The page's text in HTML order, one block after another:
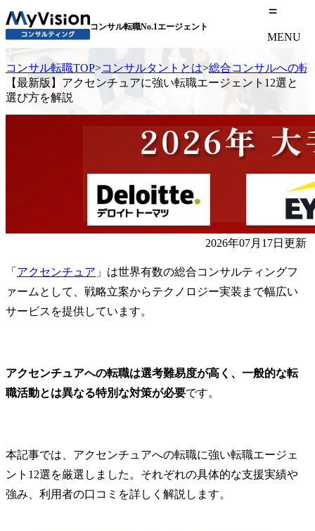
コンサル転職No.1エージェント
MENU
コンサル転職TOP>コンサルタントとは>総合コンサルへの転
【最新版】アクセンチュアに強い転職エージェント12選と
選び方を解説
2026年07月17日更新
「 アクセンチュア 」は世界有数の総合コンサルティングフ
ァームとして、戦略立案からテクノロジー実装まで幅広い
サービスを提供しています。
アクセンチュアへの転職は選考難易度が高く、一般的な転
職活動とは異なる特別な対策が必要です。
本記事では、アクセンチュアへの転職に強い転職エージェ
ント12選を厳選しました。それぞれの具体的な支援実績や
強み、利用者の口コミを詳しく解説します。